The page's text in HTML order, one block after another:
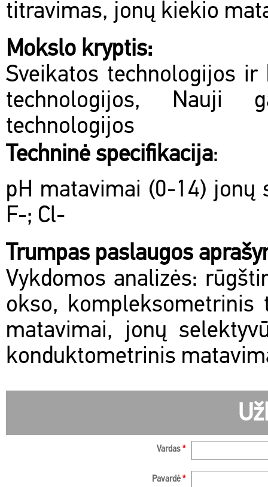
titravimas, jonų kiekio
Mokslo kryptis:
Sveikatos technologijos
technologijos, Nauji
technologijos
Techninė specifikacija:
pH matavimai (0-14) jonų
F-; Cl-
Trumpas paslaugos
Vykdomos analizės:
okso,
matavimai, jonų
konduktometrinis
Vardas *
Pavardė *